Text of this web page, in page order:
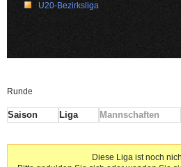
U20-Bezirksliga
Runde
Saison Liga Mannschaften
Diese Liga ist noch